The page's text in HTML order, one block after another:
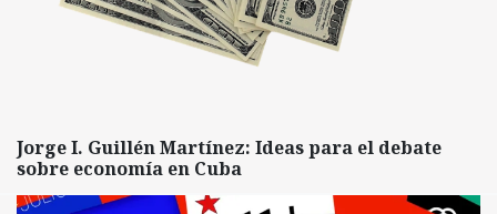
Jorge I. Guillén Martínez: Ideas para el debate
sobre economía en Cuba